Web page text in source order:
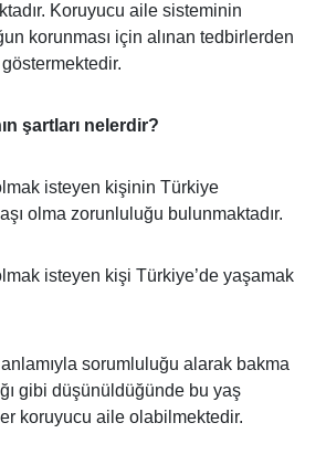
Koruyucu aile sisteminin
korunması için alınan tedbirlerden
şartları nelerdir?
isteyen kişinin Türkiye
olma zorunluluğu bulunmaktadır.
isteyen kişi Türkiye’de yaşamak
sorumluluğu alarak bakma
gibi düşünüldüğünde bu yaş
koruyucu aile olabilmektedir.